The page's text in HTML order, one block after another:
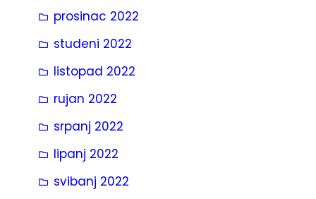
prosinac 2022
studeni 2022
listopad 2022
rujan 2022
srpanj 2022
lipanj 2022
svibanj 2022